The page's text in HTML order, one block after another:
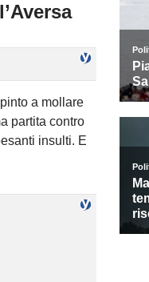
a mollare
partita contro
insulti. E